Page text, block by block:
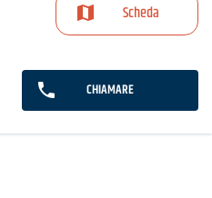
Scheda
CHIAMARE